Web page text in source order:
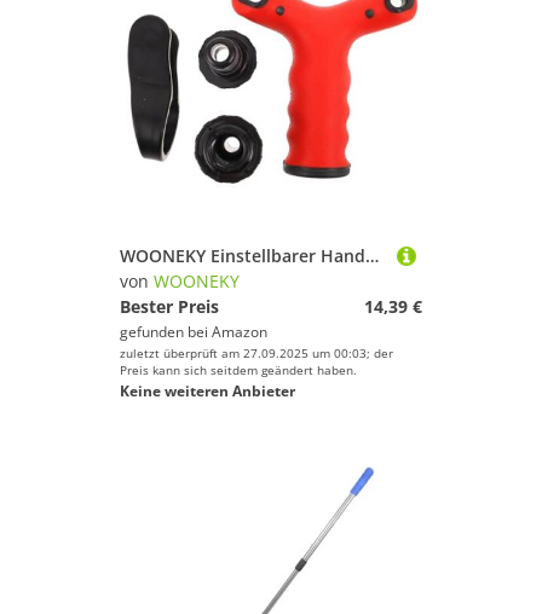
WOONEKY Einstellbarer Handmuskeltrainer mit Ergonomischem Griff Multifunktionaler Griffkrafttrainer für Hand Unterarmtraining Vielseitig und Tragbar für Effektives Muskelaufbau-workout
von WOONEKY
Bester Preis
14,39 €
gefunden bei Amazon
zuletzt überprüft am 27.09.2025 um 00:03; der
Preis kann sich seitdem geändert haben.
Keine weiteren Anbieter